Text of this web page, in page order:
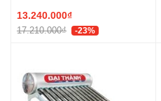
13.240.000₫
17.210.000₫ -23%